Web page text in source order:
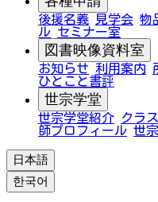
後援名義 見学会 物
ル セミナー室
図書映像資料室
お知らせ 利用案内
ひとこと書評
世宗学堂
世宗学堂紹介 クラ
師プロフィール 世
日本語
한국어